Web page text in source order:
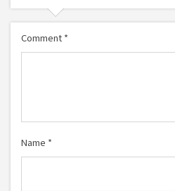
Comment *
Name *